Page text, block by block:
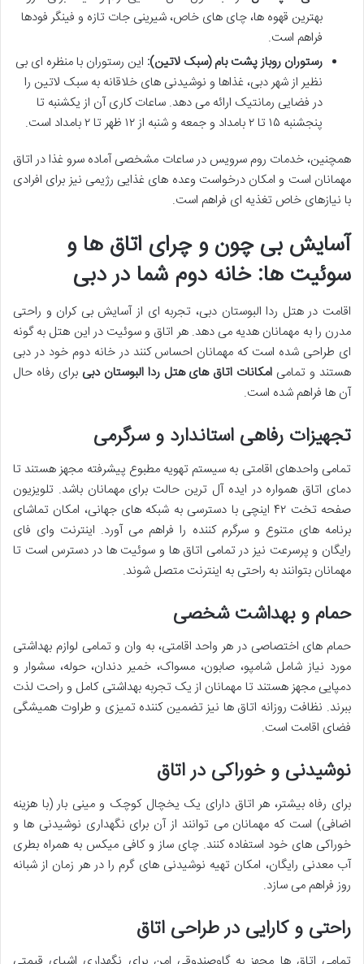
بهترین قهوه ها، چای های خاص، شیرینی جات تازه و فینگر فودها
فراهم است.
رستوران روباز پشت بام (سبک لاتین): این رستوران با منظره ای بی
نظیر از شهر دبی، غذاها و نوشیدنی های خلاقانه به سبک لاتین را
در فضایی رمانتیک ارائه می دهد. ساعات کاری آن از یکشنبه تا
پنجشنبه ۱۵ تا ۲ بامداد و جمعه و شنبه از ۱۲ ظهر تا ۲ بامداد است.
همچنین، خدمات روم سرویس در ساعات مشخصی آماده سرو غذا در اتاق
مهمانان است و امکان درخواست وعده های غذایی رژیمی نیز برای افرادی
با نیازهای خاص تغذیه ای فراهم است.
آسایش بی چون و چرای اتاق ها و
سوئیت ها: خانه دوم شما در دبی
اقامت در هتل ردا البوستان دبی، تجربه ای از آسایش بی کران و راحتی
مدرن را به مهمانان هدیه می دهد. هر اتاق و سوئیت در این هتل به گونه
ای طراحی شده است که مهمانان احساس کنند در خانه دوم خود در دبی
هستند و تمامی امکانات اتاق های هتل ردا البوستان دبی برای رفاه حال
آن ها فراهم شده است.
تجهیزات رفاهی استاندارد و سرگرمی
تمامی واحدهای اقامتی به سیستم تهویه مطبوع پیشرفته مجهز هستند تا
دمای اتاق همواره در ایده آل ترین حالت برای مهمانان باشد. تلویزیون
صفحه تخت ۴۲ اینچی با دسترسی به شبکه های جهانی، امکان تماشای
برنامه های متنوع و سرگرم کننده را فراهم می آورد. اینترنت وای فای
رایگان و پرسرعت نیز در تمامی اتاق ها و سوئیت ها در دسترس است تا
مهمانان بتوانند به راحتی به اینترنت متصل شوند.
حمام و بهداشت شخصی
حمام های اختصاصی در هر واحد اقامتی، به وان و تمامی لوازم بهداشتی
مورد نیاز شامل شامپو، صابون، مسواک، خمیر دندان، حوله، سشوار و
دمپایی مجهز هستند تا مهمانان از یک تجربه بهداشتی کامل و راحت لذت
ببرند. نظافت روزانه اتاق ها نیز تضمین کننده تمیزی و طراوت همیشگی
فضای اقامت است.
نوشیدنی و خوراکی در اتاق
برای رفاه بیشتر، هر اتاق دارای یک یخچال کوچک و مینی بار (با هزینه
اضافی) است که مهمانان می توانند از آن برای نگهداری نوشیدنی ها و
خوراکی های خود استفاده کنند. چای ساز و کافی میکس به همراه بطری
آب معدنی رایگان، امکان تهیه نوشیدنی های گرم را در هر زمان از شبانه
روز فراهم می سازد.
راحتی و کارایی در طراحی اتاق